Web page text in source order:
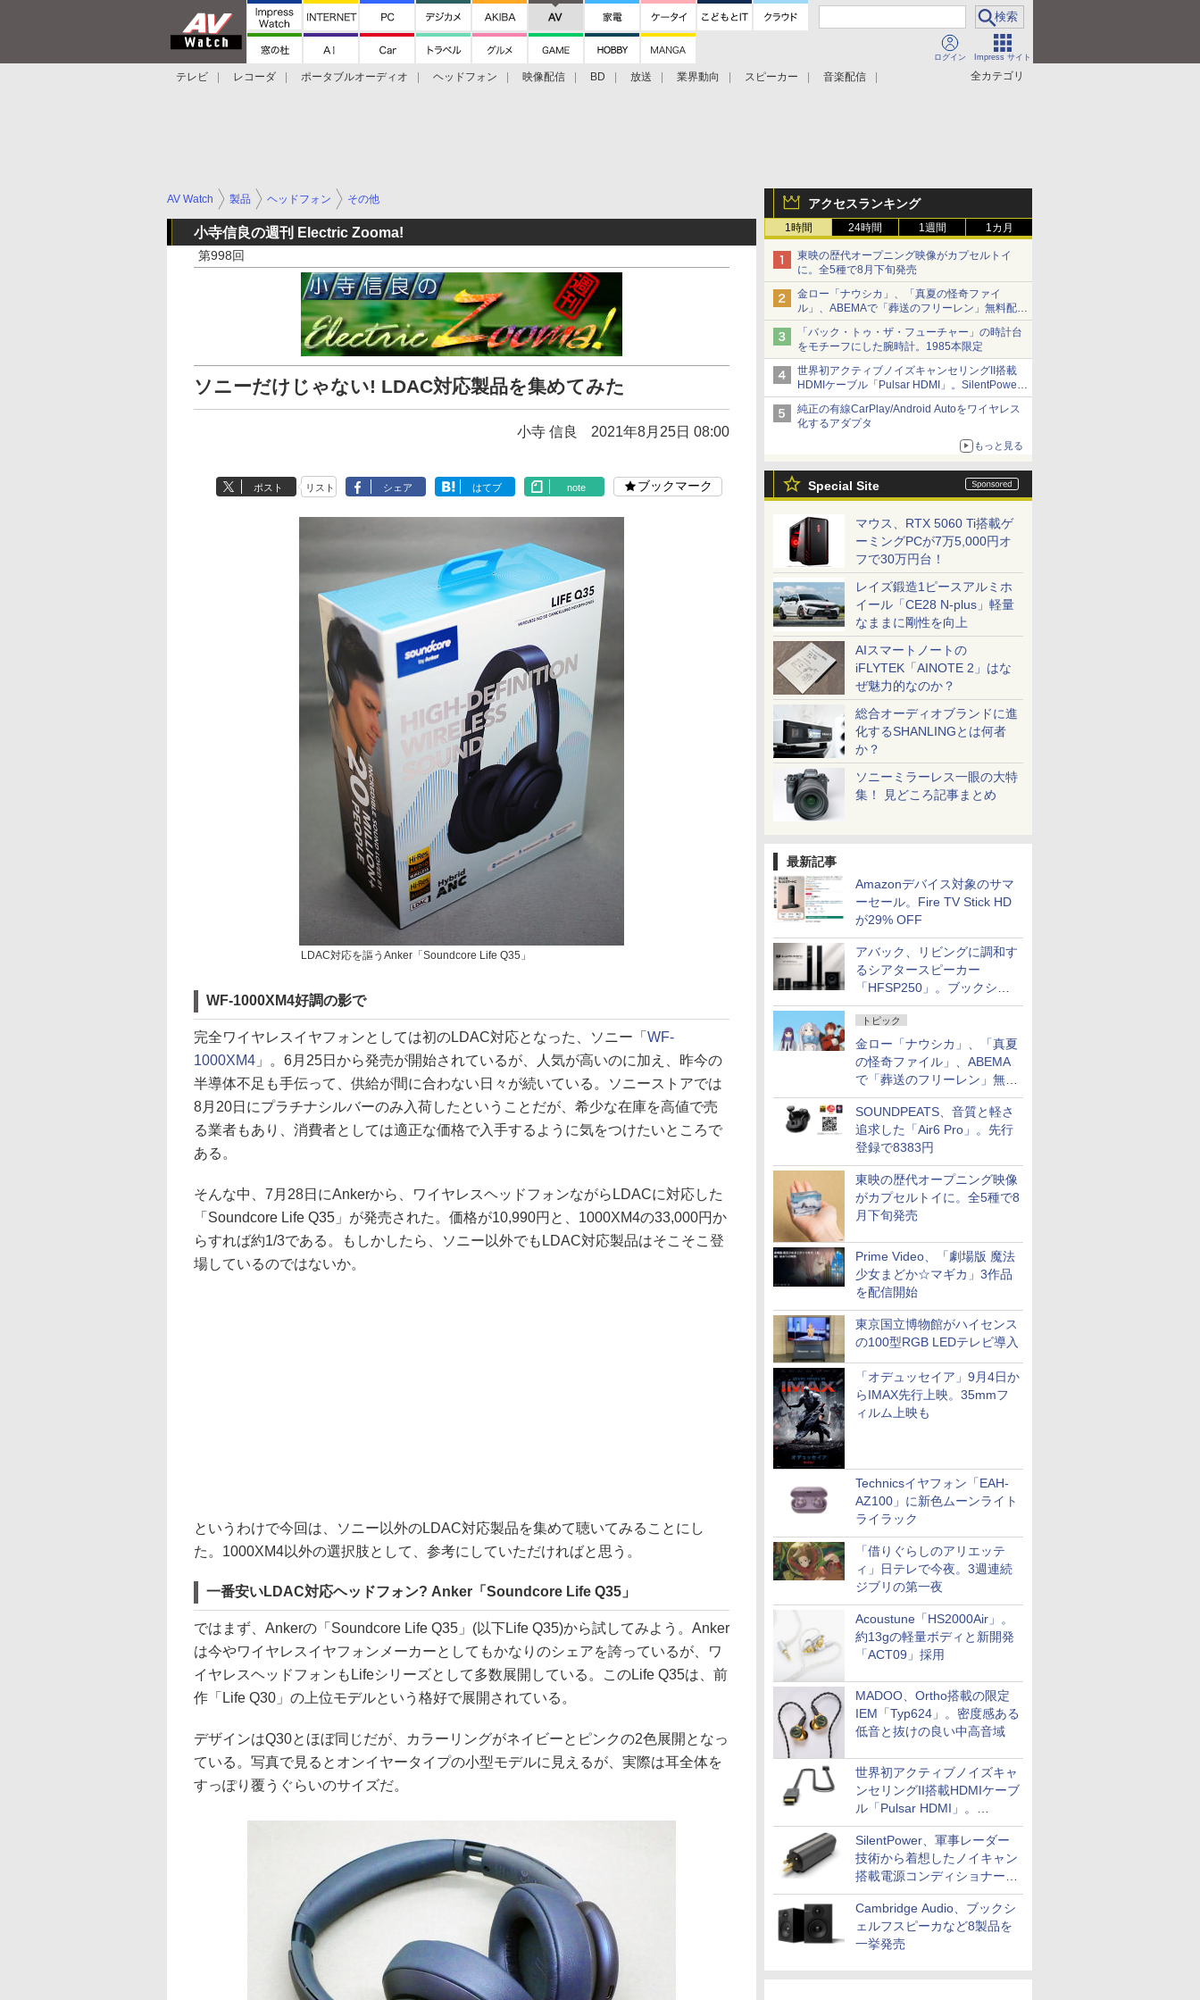
ログイン Impress サイト
全カテゴリ
テレビ レコーダ ポータブルオーディオ ヘッドフォン 映像配信 BD 放送 業界動向 スピーカー
音楽配信
アクセスランキング
1時間 24時間 1週間 1カ月
東映の歴代オープニング映像がカプセルトイ
に。全5種で8月下旬発売
金ロー「ナウシカ」、「真夏の怪奇ファイ
ル」、ABEMAで「葬送のフリーレン」無料配信
など。夏の特番・配信情報
「バック・トゥ・ザ・フューチャー」の時計台
をモチーフにした腕時計。1985本限定
世界初アクティブノイズキャンセリングII搭載
HDMIケーブル「Pulsar HDMI」。SilentPower
から
純正の有線CarPlay/Android Autoをワイヤレス
化するアダプタ
もっと見る
Special Site
マウス、RTX 5060 Ti搭載ゲ
ーミングPCが7万5,000円オ
フで30万円台！
レイズ鍛造1ピースアルミホ
イール「CE28 N-plus」軽量
なままに剛性を向上
AIスマートノートの
iFLYTEK「AINOTE 2」はな
ぜ魅力的なのか？
総合オーディオブランドに進
化するSHANLINGとは何者
か？
ソニーミラーレス一眼の大特
集！ 見どころ記事まとめ
最新記事
Amazonデバイス対象のサマ
ーセール。Fire TV Stick HD
が29% OFF
アバック、リビングに調和す
るシアタースピーカー
「HFSP250」。ブックシェ
ルフはペア3万円以下
トピック
金ロー「ナウシカ」、「真夏
の怪奇ファイル」、ABEMA
で「葬送のフリーレン」無料
配信など。夏の特番・配信情
報
SOUNDPEATS、音質と軽さ
追求した「Air6 Pro」。先行
登録で8383円
東映の歴代オープニング映像
がカプセルトイに。全5種で8
月下旬発売
Prime Video、「劇場版 魔法
少女まどか☆マギカ」3作品
を配信開始
東京国立博物館がハイセンス
の100型RGB LEDテレビ導入
「オデュッセイア」9月4日か
らIMAX先行上映。35mmフ
ィルム上映も
Technicsイヤフォン「EAH-
AZ100」に新色ムーンライト
ライラック
「借りぐらしのアリエッテ
ィ」日テレで今夜。3週連続
ジブリの第一夜
Acoustune「HS2000Air」。
約13gの軽量ボディと新開発
「ACT09」採用
MADOO、Ortho搭載の限定
IEM「Typ624」。密度感ある
低音と抜けの良い中高音域
世界初アクティブノイズキャ
ンセリングII搭載HDMIケーブ
ル「Pulsar HDMI」。
SilentPowerから
SilentPower、軍事レーダー
技術から着想したノイキャン
搭載電源コンディショナー
「AC iPurifier2」
Cambridge Audio、ブックシ
ェルフスピーカなど8製品を
一挙発売
AV Watch 製品 ヘッドフォン その他
小寺信良の週刊 Electric Zooma!
第998回
ソニーだけじゃない! LDAC対応製品を集めてみた
小寺 信良 2021年8月25日 08:00
ポスト リスト シェア はてブ note ブックマーク
LDAC対応を謳うAnker「Soundcore Life Q35」
WF-1000XM4好調の影で
完全ワイヤレスイヤフォンとしては初のLDAC対応となった、ソニー「 WF-
1000XM4 」。6月25日から発売が開始されているが、人気が高いのに加え、昨今の
半導体不足も手伝って、供給が間に合わない日々が続いている。ソニーストアでは
8月20日にプラチナシルバーのみ入荷したということだが、希少な在庫を高値で売
る業者もあり、消費者としては適正な価格で入手するように気をつけたいところで
ある。
そんな中、7月28日にAnkerから、ワイヤレスヘッドフォンながらLDACに対応した
「Soundcore Life Q35」が発売された。価格が10,990円と、1000XM4の33,000円か
らすれば約1/3である。もしかしたら、ソニー以外でもLDAC対応製品はそこそこ登
場しているのではないか。
というわけで今回は、ソニー以外のLDAC対応製品を集めて聴いてみることにし
た。1000XM4以外の選択肢として、参考にしていただければと思う。
一番安いLDAC対応ヘッドフォン? Anker「Soundcore Life Q35」
ではまず、Ankerの「Soundcore Life Q35」(以下Life Q35)から試してみよう。Anker
は今やワイヤレスイヤフォンメーカーとしてもかなりのシェアを誇っているが、ワ
イヤレスヘッドフォンもLifeシリーズとして多数展開している。このLife Q35は、前
作「Life Q30」の上位モデルという格好で展開されている。
デザインはQ30とほぼ同じだが、カラーリングがネイビーとピンクの2色展開となっ
ている。写真で見るとオンイヤータイプの小型モデルに見えるが、実際は耳全体を
すっぽり覆うぐらいのサイズだ。